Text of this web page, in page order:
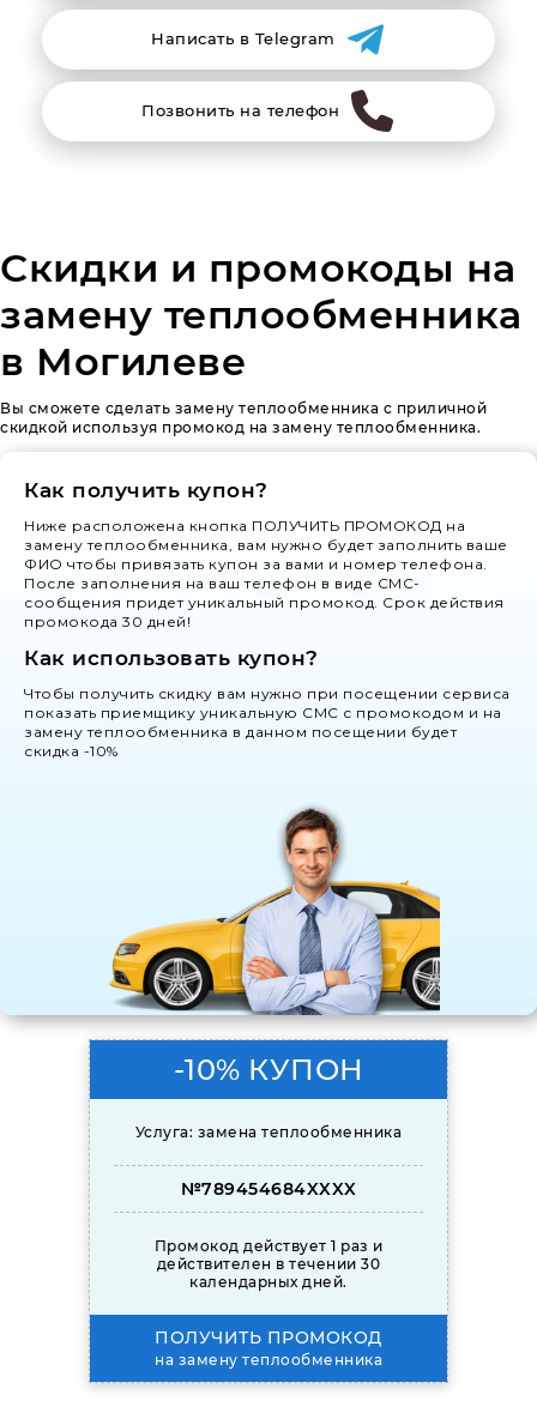
Написать в Telegram
Позвонить на телефон
Скидки и промокоды на
замену теплообменника
в Могилеве
Вы сможете сделать замену теплообменника с приличной
скидкой используя промокод на замену теплообменника.
Как получить купон?
Ниже расположена кнопка ПОЛУЧИТЬ ПРОМОКОД на
замену теплообменника, вам нужно будет заполнить ваше
ФИО чтобы привязать купон за вами и номер телефона.
После заполнения на ваш телефон в виде СМС-
сообщения придет уникальный промокод. Срок действия
промокода 30 дней!
Как использовать купон?
Чтобы получить скидку вам нужно при посещении сервиса
показать приемщику уникальную СМС с промокодом и на
замену теплообменника в данном посещении будет
скидка -10%
-10% КУПОН
Услуга: замена теплообменника
№789454684XXXX
Промокод действует 1 раз и
действителен в течении 30
календарных дней.
ПОЛУЧИТЬ ПРОМОКОД
на замену теплообменника